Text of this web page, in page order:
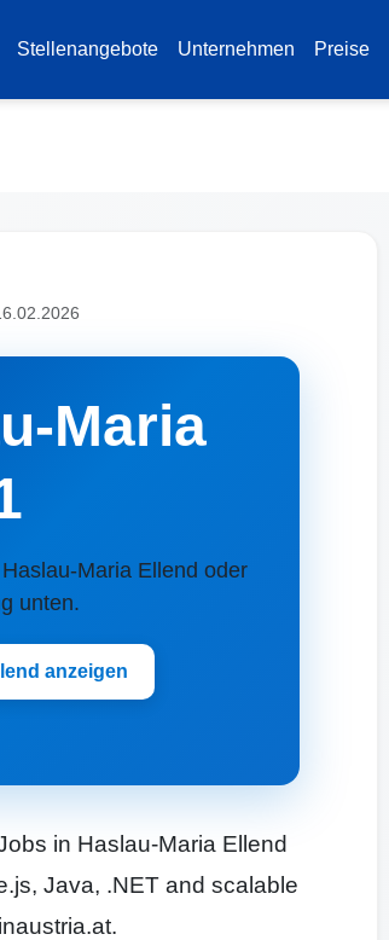
Stellenangebote Unternehmen Preise
Maria
Maria Ellend oder
unten.
anzeigen
in Haslau-Maria Ellend
Java, .NET and scalable